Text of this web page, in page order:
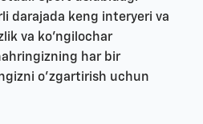
darajada keng interyeri va
va ko'ngilochar
har bir
o’zgartirish uchun